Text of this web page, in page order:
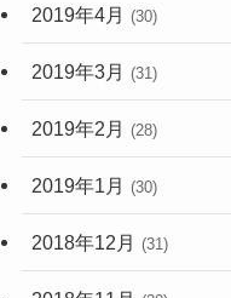
2019年4月 (30)
2019年3月 (31)
2019年2月 (28)
2019年1月 (30)
2018年12月 (31)